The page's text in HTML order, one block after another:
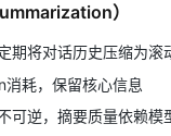
）
期将对话历史压缩为滚
消耗，保留核心信息
可逆，摘要质量依赖模